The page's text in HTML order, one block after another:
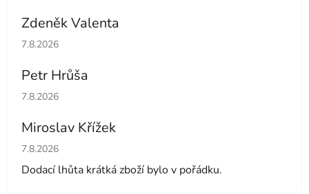
Zdeněk Valenta
Hodnocení obchodu je 5 z 5 hvězdiček.
7.8.2026
Petr Hrůša
Hodnocení obchodu je 5 z 5 hvězdiček.
7.8.2026
Miroslav Křížek
Hodnocení obchodu je 5 z 5 hvězdiček.
7.8.2026
Dodací lhůta krátká zboží bylo v pořádku.